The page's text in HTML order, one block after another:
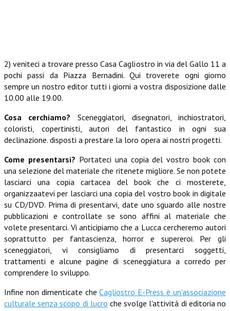
2) veniteci a trovare presso Casa Cagliostro in via del Gallo 11 a
pochi passi da Piazza Bernadini. Qui troverete ogni giorno
sempre un nostro editor tutti i giorni a vostra disposizione dalle
10.00 alle 19.00.
Cosa cerchiamo? Sceneggiatori, disegnatori, inchiostratori,
coloristi, copertinisti, autori del fantastico in ogni sua
declinazione. disposti a prestare la loro opera ai nostri progetti.
Come presentarsi? Portateci una copia del vostro book con
una selezione del materiale che ritenete migliore. Se non potete
lasciarci una copia cartacea del book che ci mosterete,
organizzaatevi per lasciarci una copia del vostro book in digitale
su CD/DVD. Prima di presentarvi, date uno sguardo alle nostre
pubblicazioni e controllate se sono affini al materiale che
volete presentarci. Vi anticipiamo che a Lucca cercheremo autori
soprattutto per fantascienza, horror e supereroi. Per gli
sceneggiatori, vi consigliamo di presentarci soggetti,
trattamenti e alcune pagine di sceneggiatura a corredo per
comprendere lo sviluppo.
Infine non dimenticate cheCagliostro E-Press è un'associazione
culturale senza scopo di lucro che svolge l'attività di editoria no